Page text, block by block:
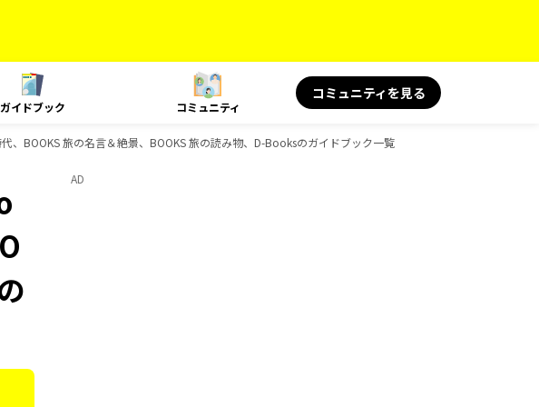
ガイドブック コミュニティ
コミュニティを見る
BOOKS 旅の名言＆絶景、BOOKS 旅の読み物、D-Booksのガイドブック一覧
AD